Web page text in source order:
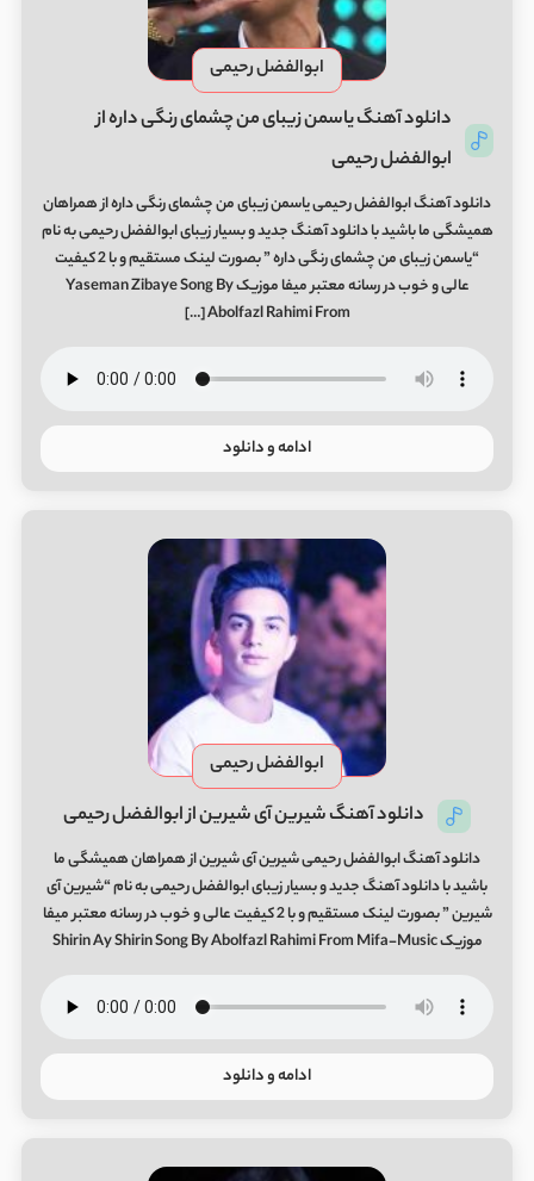
ابوالفضل رحیمی
دانلود آهنگ یاسمن زیبای من چشمای رنگی داره از
ابوالفضل رحیمی
دانلود آهنگ ابوالفضل رحیمی یاسمن زیبای من چشمای رنگی داره از همراهان
همیشگی ما باشید با دانلود آهنگ جدید و بسیار زیبای ابوالفضل رحیمی به نام
“یاسمن زیبای من چشمای رنگی داره ” بصورت لینک مستقیم و با 2 کیفیت
عالی و خوب در رسانه معتبر میفا موزیک Yaseman Zibaye Song By
Abolfazl Rahimi From […]
ادامه و دانلود
ابوالفضل رحیمی
دانلود آهنگ شیرین آی شیرین از ابوالفضل رحیمی
دانلود آهنگ ابوالفضل رحیمی شیرین آی شیرین از همراهان همیشگی ما
باشید با دانلود آهنگ جدید و بسیار زیبای ابوالفضل رحیمی به نام “شیرین آی
شیرین ” بصورت لینک مستقیم و با 2 کیفیت عالی و خوب در رسانه معتبر میفا
موزیک Shirin Ay Shirin Song By Abolfazl Rahimi From Mifa-Music
ادامه و دانلود